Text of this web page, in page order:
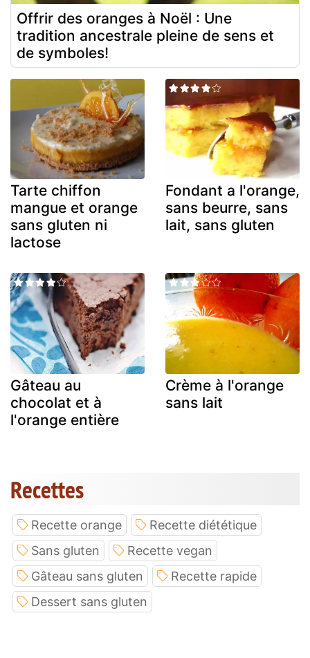
Offrir des oranges à Noël : Une
tradition ancestrale pleine de sens et
de symboles!
Tarte chiffon
mangue et orange
sans gluten ni
lactose
Fondant a l'orange,
sans beurre, sans
lait, sans gluten
Gâteau au
chocolat et à
l'orange entière
Crème à l'orange
sans lait
Recettes
Recette orange
Recette diététique
Sans gluten
Recette vegan
Gâteau sans gluten
Recette rapide
Dessert sans gluten